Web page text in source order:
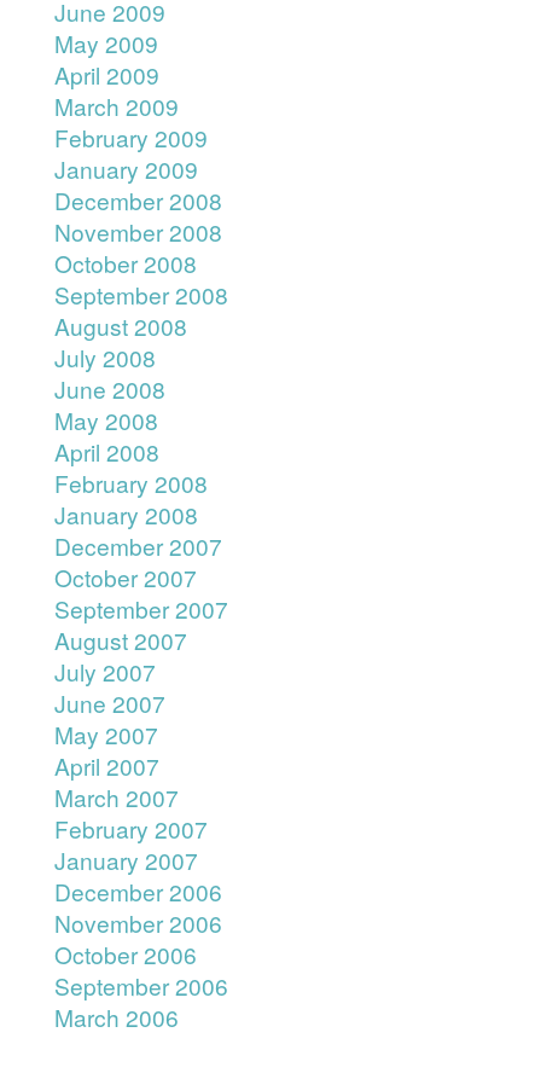
June 2009
May 2009
April 2009
March 2009
February 2009
January 2009
December 2008
November 2008
October 2008
September 2008
August 2008
July 2008
June 2008
May 2008
April 2008
February 2008
January 2008
December 2007
October 2007
September 2007
August 2007
July 2007
June 2007
May 2007
April 2007
March 2007
February 2007
January 2007
December 2006
November 2006
October 2006
September 2006
March 2006